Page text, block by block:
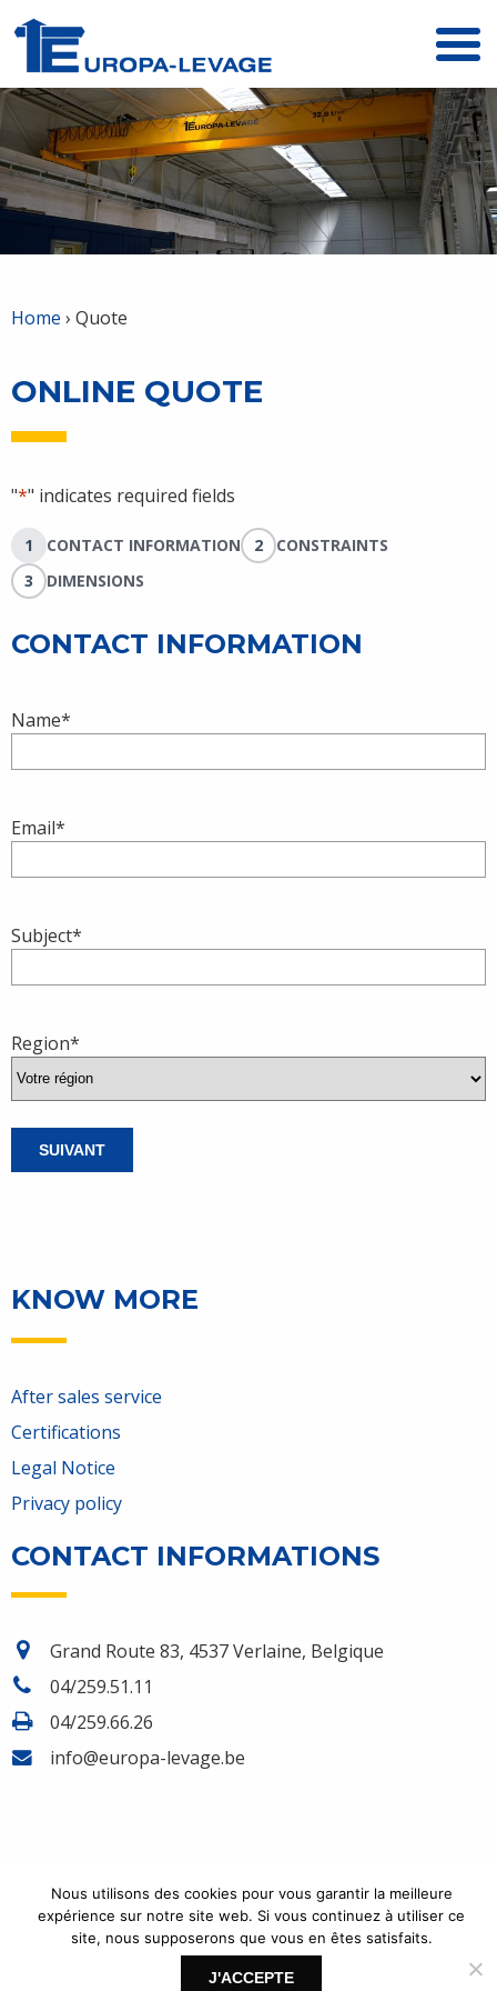
Menu
Home › Quote
ONLINE QUOTE
"*" indicates required fields
1 CONTACT INFORMATION 2
CONSTRAINTS
3
DIMENSIONS
CONTACT INFORMATION
Name*
Email*
Subject*
Region*
KNOW MORE
After sales service
Certifications
Legal Notice
Privacy policy
CONTACT INFORMATIONS
Grand Route 83, 4537 Verlaine, Belgique
04/259.51.11
04/259.66.26
info@europa-levage.be
COPYRIGHT 2026 - EUROPA LEVAGE. TOUS DROITS RÉSERVÉS.
CRÉATION DE SITES INTERNET | PRODUWEBTM
Nous utilisons des cookies pour vous garantir la meilleure
expérience sur notre site web. Si vous continuez à utiliser ce
site, nous supposerons que vous en êtes satisfaits.
J'ACCEPTE